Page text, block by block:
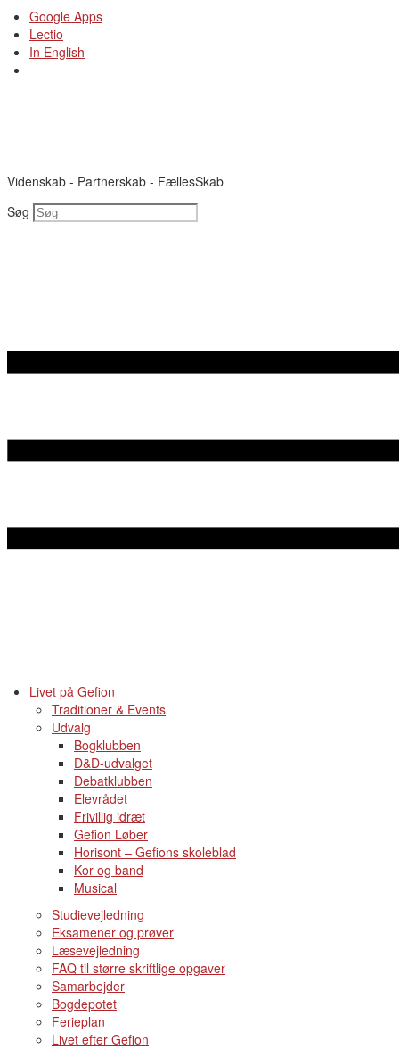
Videre
til
indhold
Google Apps
Lectio
In English
Videnskab - Partnerskab - FællesSkab
Søg
Livet på Gefion
Traditioner & Events
Udvalg
Bogklubben
D&D-udvalget
Debatklubben
Elevrådet
Frivillig idræt
Gefion Løber
Horisont – Gefions skoleblad
Kor og band
Musical
Studievejledning
Eksamener og prøver
Læsevejledning
FAQ til større skriftlige opgaver
Samarbejder
Bogdepotet
Ferieplan
Livet efter Gefion